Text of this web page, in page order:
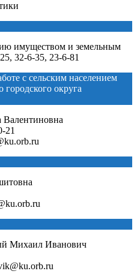
имуществом и земельным
32-6-35, 23-6-81
с сельским населением
округа
Валентиновна
21
Михаил Иванович